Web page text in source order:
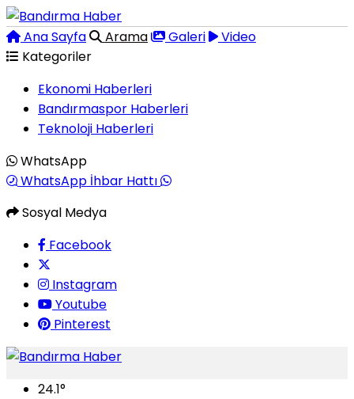
Ana Sayfa Arama Galeri
Video
Kategoriler
Ekonomi Haberleri
Bandırmaspor Haberleri
Teknoloji Haberleri
WhatsApp
WhatsApp İhbar Hattı
Sosyal Medya
Facebook
Instagram
Youtube
Pinterest
24.1°